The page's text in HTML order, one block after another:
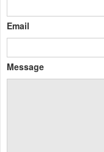
Email
Message